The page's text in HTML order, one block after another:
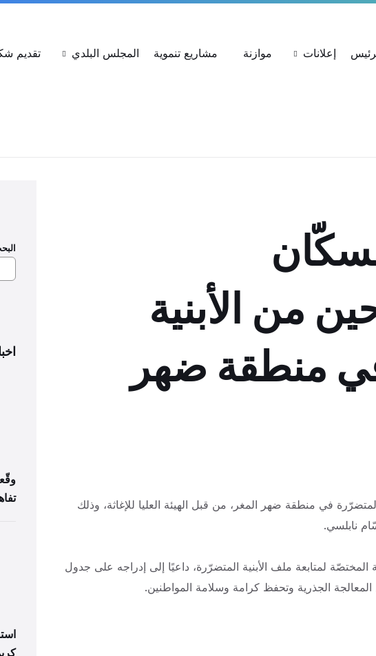
إعلانات موازنة مشاريع تنموية المجلس البلدي تقديم
من الأبنية
في منطقة ضهر
في منطقة ضهر المغر، من قبل الهيئة العليا للإغاثة، وذلك
نابلسي.
لمتابعة ملف الأبنية المتضرّرة، داعيًا إلى إدراجه على جدول
الجذرية وتحفظ كرامة وسلامة المواطنين.